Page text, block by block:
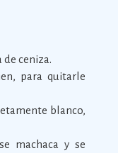
de ceniza.
para quitarle
blanco,
machaca y se